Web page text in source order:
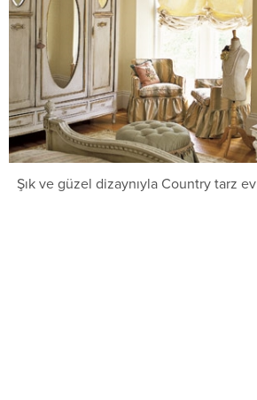
Şık ve güzel dizaynıyla Country tarz